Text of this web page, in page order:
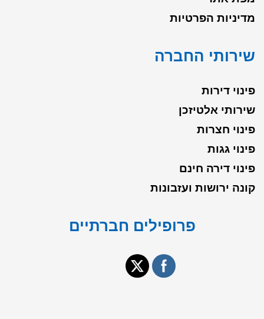
מדיניות הפרטיות
שירותי החברה
פינוי דירות
שירותי אלטיזכן
פינוי חצרות
פינוי גגות
פינוי דירה חינם
קונה ירושות ועזבונות
פרופילים חברתיים